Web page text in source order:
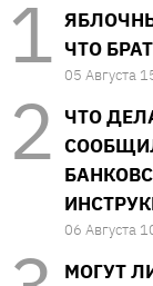
ЧТО
05 Августа
ЧТО
06 Августа
МОГУТ